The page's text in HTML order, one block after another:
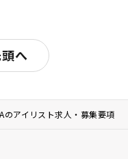
へ
のアイリスト求人・募集要項